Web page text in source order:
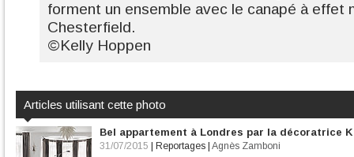
forment un ensemble avec le canapé à effet
Chesterfield.
©Kelly Hoppen
Articles utilisant cette photo
Bel appartement à Londres par la décoratrice
31/07/2015 Reportages Agnès Zamboni